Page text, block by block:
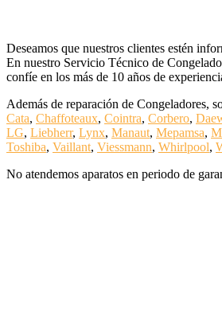
Deseamos que nuestros clientes estén
En nuestro Servicio Técnico de
confíe en los más de 10 años de
Además de reparación de Congeladores,
Cata, Chaffoteaux, Cointra, Corbero,
LG, Liebherr, Lynx, Manaut, Mepamsa,
Toshiba, Vaillant, Viessmann, Whirlpool,
No atendemos aparatos en periodo de